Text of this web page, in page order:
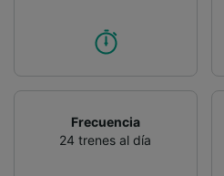
Frecuencia
24 trenes al día